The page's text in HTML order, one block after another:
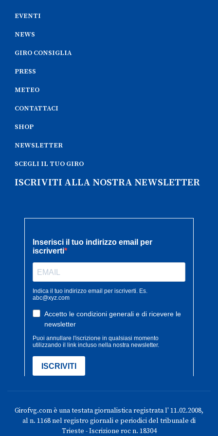
EVENTI
NEWS
GIRO CONSIGLIA
PRESS
METEO
CONTATTACI
SHOP
NEWSLETTER
SCEGLI IL TUO GIRO
ISCRIVITI ALLA NOSTRA NEWSLETTER
Girofvg.com è una testata giornalistica registrata l' 11.02.2008,
al n. 1168 nel registro giornali e periodici del tribunale di
Trieste - Iscrizione roc n. 18304